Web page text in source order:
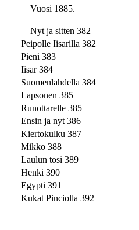
Vuosi 1885.
Nyt ja sitten 382
Peipolle Iisarilla 382
Pieni 383
Iisar 384
Suomenlahdella 384
Lapsonen 385
Runottarelle 385
Ensin ja nyt 386
Kiertokulku 387
Mikko 388
Laulun tosi 389
Henki 390
Egypti 391
Kukat Pinciolla 392